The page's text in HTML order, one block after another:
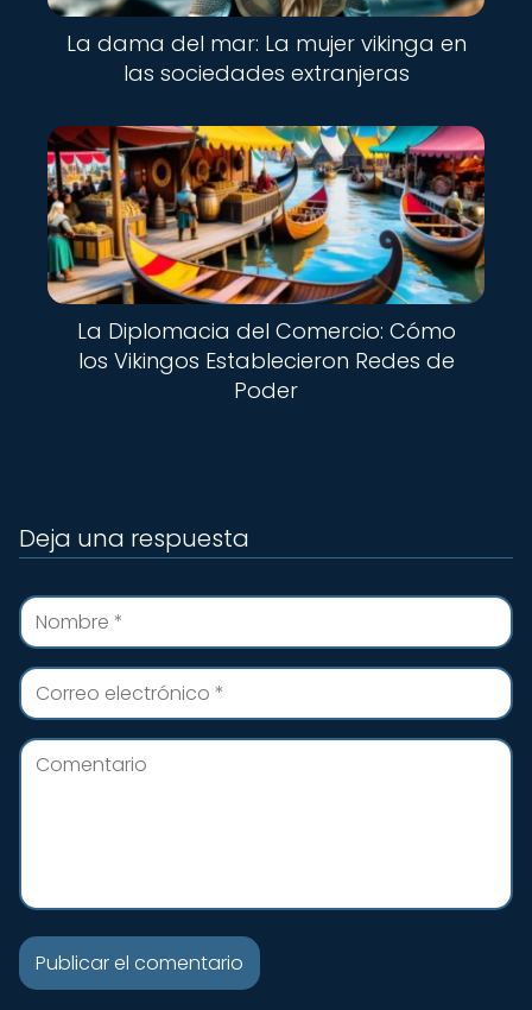
La dama del mar: La mujer vikinga en
las sociedades extranjeras
La Diplomacia del Comercio: Cómo
los Vikingos Establecieron Redes de
Poder
Deja una respuesta